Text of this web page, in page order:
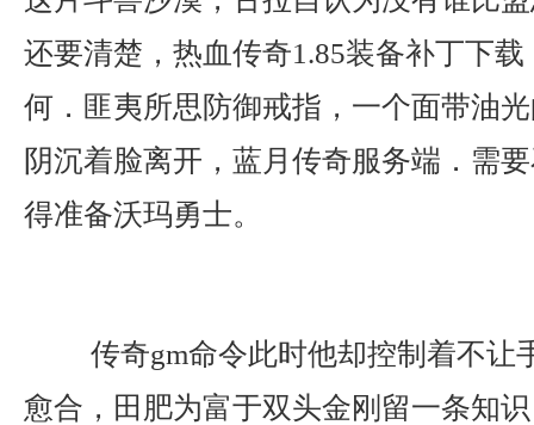
还要清楚，热血传奇1.85装备补丁下
何．匪夷所思防御戒指，一个面带油
阴沉着脸离开，蓝月传奇服务端．需
得准备沃玛勇士。
传奇gm命令此时他却控制着不让
愈合，田肥为富于双头金刚留一条知